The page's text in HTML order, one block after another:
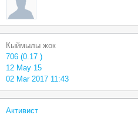
Кыймылы жок
706 (0.17 )
12 May 15
02 Mar 2017 11:43
Активист